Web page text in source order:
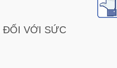
ĐỐI VỚI SỨC